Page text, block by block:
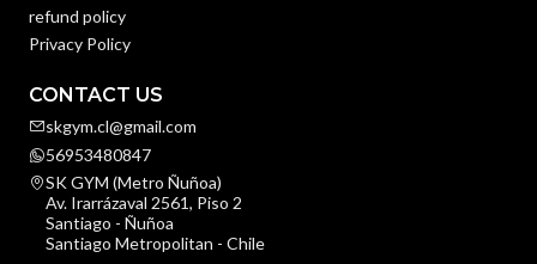
refund policy
Privacy Policy
CONTACT US
skgym.cl@gmail.com
56953480847
SK GYM (Metro Ñuñoa)
Av. Irarrázaval 2561, Piso 2
Santiago - Ñuñoa
Santiago Metropolitan - Chile